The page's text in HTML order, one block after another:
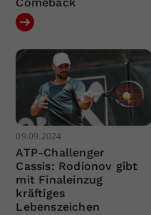
09.09.2024
ATP-Challenger
Cassis: Rodionov gibt
mit Finaleinzug
kräftiges
Lebenszeichen